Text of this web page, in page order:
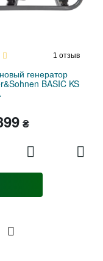
1 отзыв
генератор
BASIC KS
₴